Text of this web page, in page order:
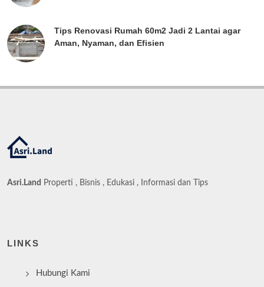
Tips Renovasi Rumah 60m2 Jadi 2 Lantai agar
Aman, Nyaman, dan Efisien
Asri.Land Properti , Bisnis , Edukasi , Informasi dan Tips
LINKS
Hubungi Kami